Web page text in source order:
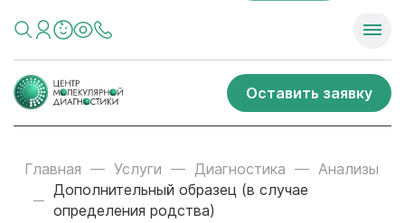
Оставить заявку
Главная Услуги Диагностика
Анализы
Дополнительный образец (в случае
определения родства)